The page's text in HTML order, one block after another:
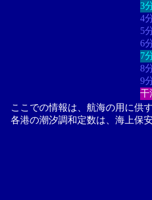
3
4
5
6
7
8
9
干
ここでの情報は、航海の用に供
各港の潮汐調和定数は、海上保